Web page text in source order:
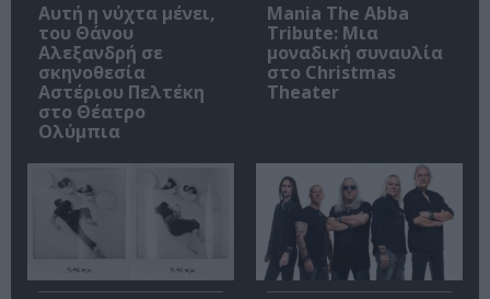
Αυτή η νύχτα μένει,
του Θάνου
Αλεξανδρή σε
σκηνοθεσία
Αστέριου Πελτέκη
στο Θέατρο
Ολύμπια
Mania The Abba
Tribute: Μια
μοναδική συναυλία
στο Christmas
Theater